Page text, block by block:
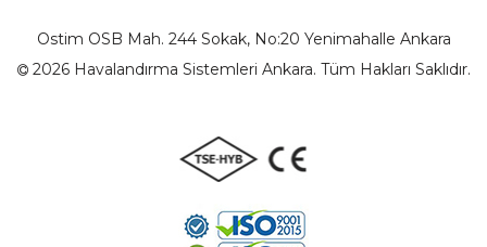
Ostim OSB Mah. 244 Sokak, No:20 Yenimahalle Ankara
2026 Havalandırma Sistemleri Ankara. Tüm Hakları Saklıdır.